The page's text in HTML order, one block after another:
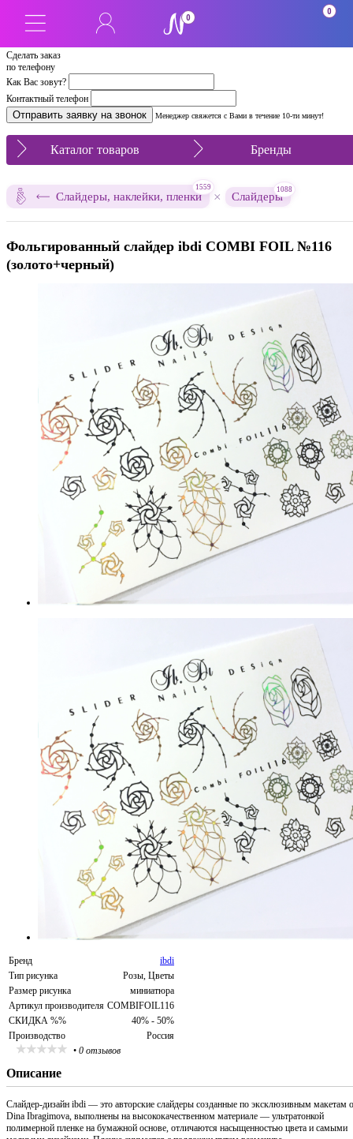
Сделать заказ
по телефону
Как Вас зовут?
Контактный телефон
Менеджер свяжется с Вами в течение 10-ти минут!
0
0
Каталог товаров Бренды
Слайдеры, наклейки, пленки
1559
× Слайдеры
1088
Фольгированный слайдер ibdi COMBI FOIL №116
(золото+черный)
Бренд
ibdi
Тип рисунка
Розы, Цветы
Размер рисунка
миниатюра
Артикул производителя COMBIFOIL116
СКИДКА %%
40% - 50%
Производство
Россия
• 0 отзывов
Описание
Слайдер-дизайн ibdi — это авторские слайдеры созданные по эксклюзивным макетам
Dina Ibragimova, выполнены на высококачественном материале — ультратонкой
полимерной пленке на бумажной основе, отличаются насыщенностью цвета и самыми